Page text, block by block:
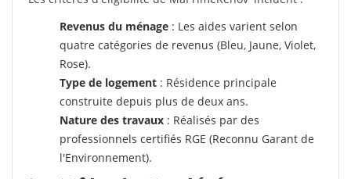
Revenus du ménage : Les aides varient selon
quatre catégories de revenus (Bleu, Jaune, Violet,
Rose).
Type de logement : Résidence principale
construite depuis plus de deux ans.
Nature des travaux : Réalisés par des
professionnels certifiés RGE (Reconnu Garant de
l'Environnement).